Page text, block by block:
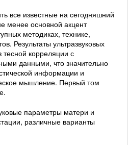
все известные на сегодняшний
менее основной акцент
методиках, технике,
Результаты ультразвуковых
тесной корреляции с
данными, что значительно
информации и
мышление. Первый том
параметры матери и
различные варианты